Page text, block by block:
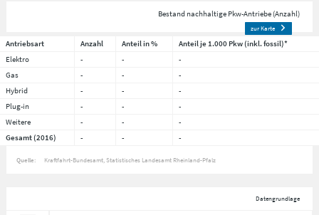
Bestand nachhaltige Pkw-Antriebe (Anzahl)
zur Karte
Antriebsart Anzahl Anteil in %
Anteil je 1.000 Pkw (inkl. fossil)*
Elektro
- -
-
Gas
- -
-
Hybrid
- -
-
Plug-in
- -
-
Weitere
- -
-
Gesamt (2016)
- - -
Quelle: Kraftfahrt-Bundesamt, Statistisches Landesamt Rheinland-Pfalz
Datengrundlage